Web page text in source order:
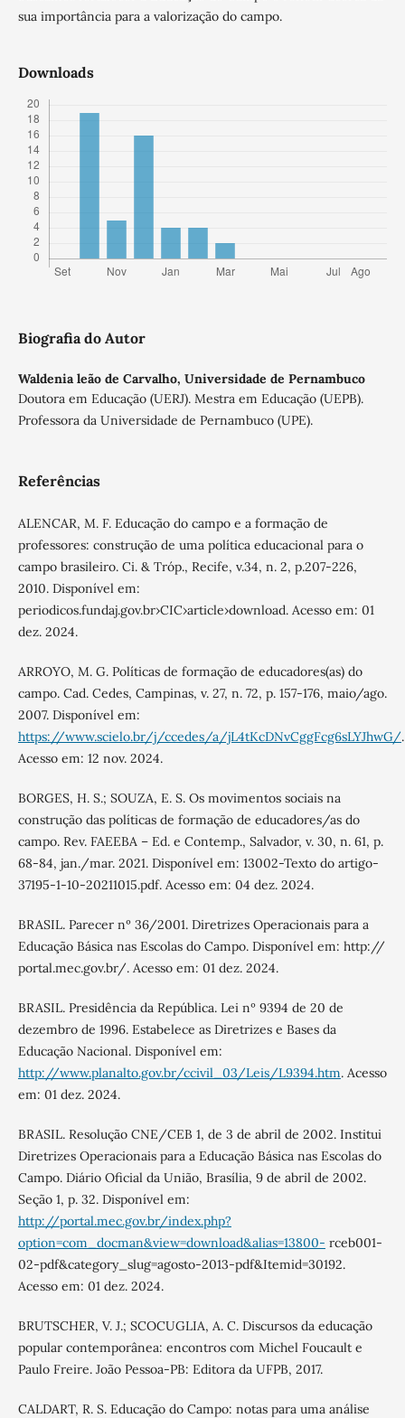
sua importância para a valorização do campo.
Downloads
Biografia do Autor
Waldenia leão de Carvalho, Universidade de Pernambuco
Doutora em Educação (UERJ). Mestra em Educação (UEPB).
Professora da Universidade de Pernambuco (UPE).
Referências
ALENCAR, M. F. Educação do campo e a formação de
professores: construção de uma política educacional para o
campo brasileiro. Ci. & Tróp., Recife, v.34, n. 2, p.207-226,
2010. Disponível em:
periodicos.fundaj.gov.br›CIC›article›download. Acesso em: 01
dez. 2024.
ARROYO, M. G. Políticas de formação de educadores(as) do
campo. Cad. Cedes, Campinas, v. 27, n. 72, p. 157-176, maio/ago.
2007. Disponível em:
https://www.scielo.br/j/ccedes/a/jL4tKcDNvCggFcg6sLYJhwG/.
Acesso em: 12 nov. 2024.
BORGES, H. S.; SOUZA, E. S. Os movimentos sociais na
construção das políticas de formação de educadores/as do
campo. Rev. FAEEBA – Ed. e Contemp., Salvador, v. 30, n. 61, p.
68-84, jan./mar. 2021. Disponível em: 13002-Texto do artigo-
37195-1-10-20211015.pdf. Acesso em: 04 dez. 2024.
BRASIL. Parecer nº 36/2001. Diretrizes Operacionais para a
Educação Básica nas Escolas do Campo. Disponível em: http://
portal.mec.gov.br/. Acesso em: 01 dez. 2024.
BRASIL. Presidência da República. Lei nº 9394 de 20 de
dezembro de 1996. Estabelece as Diretrizes e Bases da
Educação Nacional. Disponível em:
http://www.planalto.gov.br/ccivil_03/Leis/L9394.htm. Acesso
em: 01 dez. 2024.
BRASIL. Resolução CNE/CEB 1, de 3 de abril de 2002. Institui
Diretrizes Operacionais para a Educação Básica nas Escolas do
Campo. Diário Oficial da União, Brasília, 9 de abril de 2002.
Seção 1, p. 32. Disponível em:
http://portal.mec.gov.br/index.php?
option=com_docman&view=download&alias=13800- rceb001-
02-pdf&category_slug=agosto-2013-pdf&Itemid=30192.
Acesso em: 01 dez. 2024.
BRUTSCHER, V. J.; SCOCUGLIA, A. C. Discursos da educação
popular contemporânea: encontros com Michel Foucault e
Paulo Freire. João Pessoa-PB: Editora da UFPB, 2017.
CALDART, R. S. Educação do Campo: notas para uma análise